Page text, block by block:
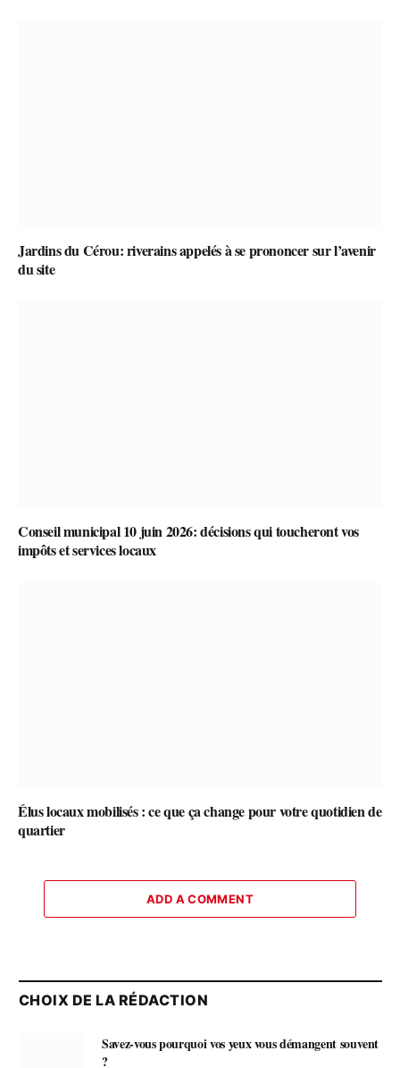
Jardins du Cérou: riverains appelés à se prononcer sur l’avenir
du site
Conseil municipal 10 juin 2026: décisions qui toucheront vos
impôts et services locaux
Élus locaux mobilisés : ce que ça change pour votre quotidien de
quartier
ADD A COMMENT
CHOIX DE LA RÉDACTION
Savez-vous pourquoi vos yeux vous démangent souvent
?